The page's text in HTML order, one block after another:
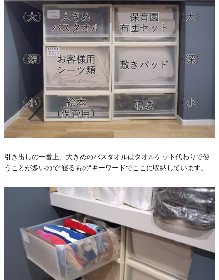
引き出しの一番上、大きめのバスタオルはタオルケット代わりで使
うことが多いので“寝るもの“キーワードでここに収納しています。